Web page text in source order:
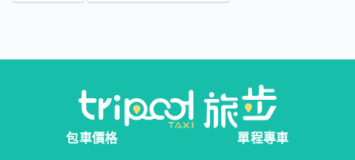
包車價格
單程專車